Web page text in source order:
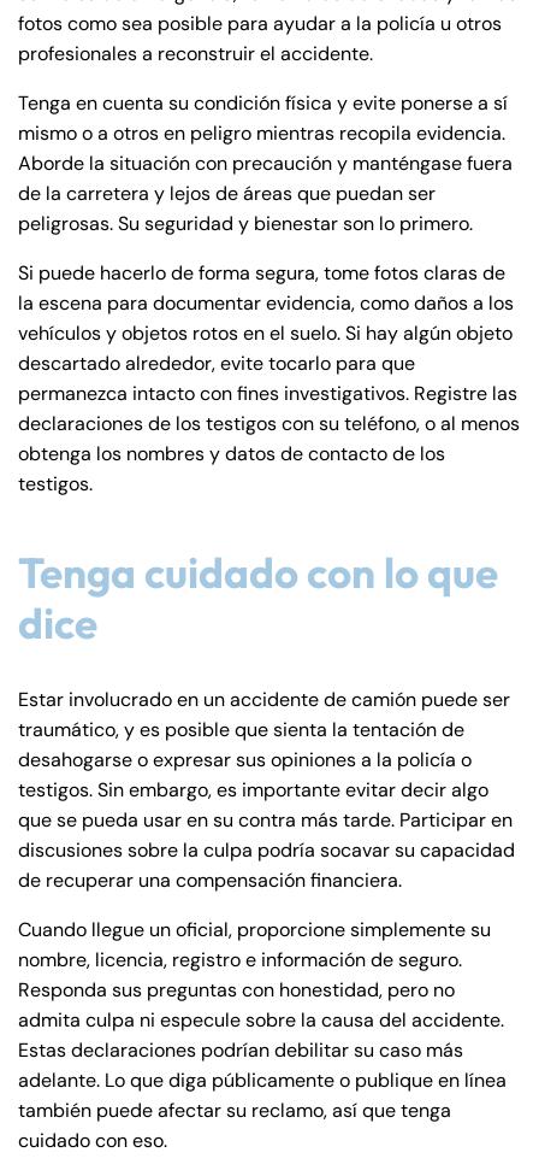
fotos como sea posible para ayudar a la policía u otros
profesionales a reconstruir el accidente.
Tenga en cuenta su condición física y evite ponerse a sí
mismo o a otros en peligro mientras recopila evidencia.
Aborde la situación con precaución y manténgase fuera
de la carretera y lejos de áreas que puedan ser
peligrosas. Su seguridad y bienestar son lo primero.
Si puede hacerlo de forma segura, tome fotos claras de
la escena para documentar evidencia, como daños a los
vehículos y objetos rotos en el suelo. Si hay algún objeto
descartado alrededor, evite tocarlo para que
permanezca intacto con fines investigativos. Registre las
declaraciones de los testigos con su teléfono, o al menos
obtenga los nombres y datos de contacto de los
testigos.
Tenga cuidado con lo que
dice
Estar involucrado en un accidente de camión puede ser
traumático, y es posible que sienta la tentación de
desahogarse o expresar sus opiniones a la policía o
testigos. Sin embargo, es importante evitar decir algo
que se pueda usar en su contra más tarde. Participar en
discusiones sobre la culpa podría socavar su capacidad
de recuperar una compensación financiera.
Cuando llegue un oficial, proporcione simplemente su
nombre, licencia, registro e información de seguro.
Responda sus preguntas con honestidad, pero no
admita culpa ni especule sobre la causa del accidente.
Estas declaraciones podrían debilitar su caso más
adelante. Lo que diga públicamente o publique en línea
también puede afectar su reclamo, así que tenga
cuidado con eso.
Monday
8:30 AM – 5:00
Tuesday
8:30 AM – 5:00
PM
Wednesday
8:30 AM – 5:00
PM
Thursday
PM
Friday
8:30 AM – 5:00
PM
Saturday
Closed
Sunday
Closed
Monday
8:30 AM – 5:00
Tuesday
8:30 AM – 5:00
PM
Wednesday
8:30 AM – 5:00
PM
Thursday
PM
Friday
8:30 AM – 5:00
PM
Saturday
Closed
Sunday
Closed